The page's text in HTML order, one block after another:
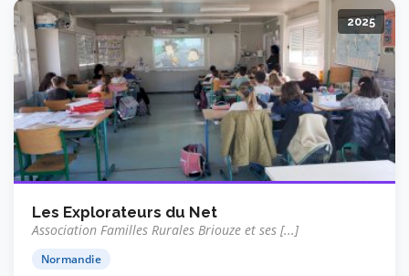
2025
Les Explorateurs du Net
Association Familles Rurales Briouze et ses [...]
Normandie